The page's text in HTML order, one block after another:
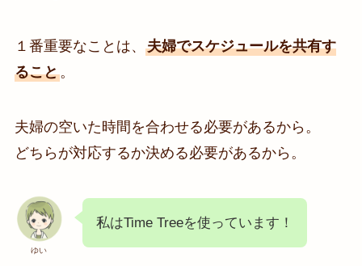
１番重要なことは、 夫婦でスケジュールを共有す
ること。
夫婦の空いた時間を合わせる必要があるから。
どちらが対応するか決める必要があるから。
ゆい
私はTime Treeを使っています！